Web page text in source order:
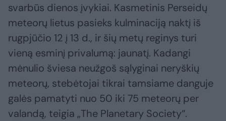
svarbūs dienos įvykiai. Kasmetinis Perseidų
meteorų lietus pasieks kulminaciją naktį iš
rugpjūčio 12 į 13 d., ir šių metų reginys turi
vieną esminį privalumą: jaunatį. Kadangi
mėnulio šviesa neužgoš sąlyginai neryškių
meteorų, stebėtojai tikrai tamsiame danguje
galės pamatyti nuo 50 iki 75 meteorų per
valandą, teigia „The Planetary Society“.